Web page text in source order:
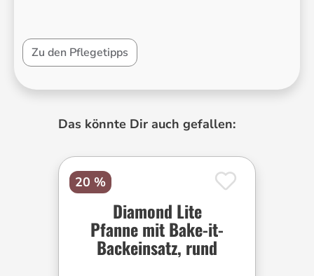
Zu den Pflegetipps
Produktgalerie überspringen
Das könnte Dir auch gefallen:
20 %
Diamond Lite
Pfanne mit Bake-it-
Backeinsatz, rund